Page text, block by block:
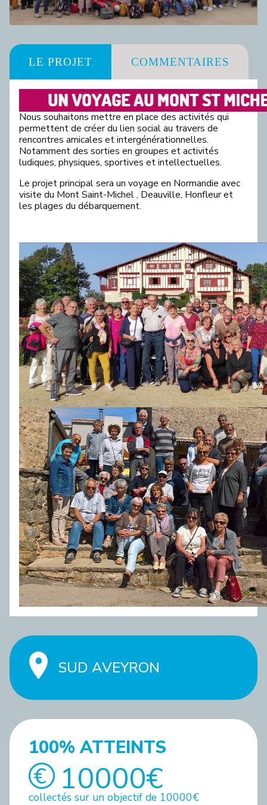
LE PROJET COMMENTAIRES
Nous souhaitons mettre en place des activités qui
permettent de créer du lien social au travers de
rencontres amicales et intergénérationnelles.
Notamment des sorties en groupes et activités
ludiques, physiques, sportives et intellectuelles.
Le projet principal sera un voyage en Normandie avec
visite du Mont Saint-Michel , Deauville, Honfleur et
les plages du débarquement.
SUD AVEYRON
100% ATTEINTS
10000€
collectés sur un objectif de 10000€